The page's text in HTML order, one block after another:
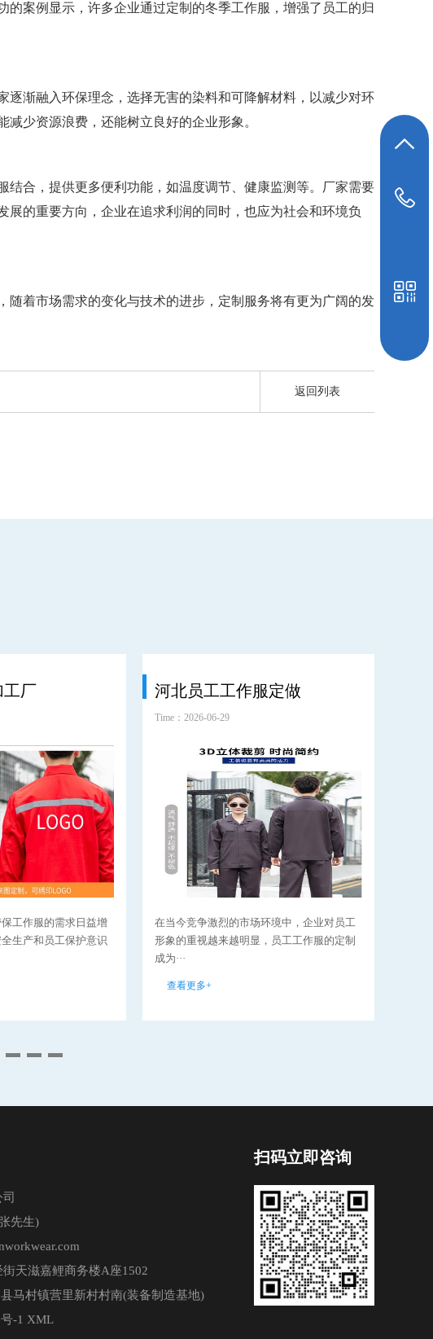
案例显示，许多企业通过定制的冬季工作服，增强了员工的归
渐融入环保理念，选择无害的染料和可降解材料，以减少对环
少资源浪费，还能树立良好的企业形象。
合，提供更多便利功能，如温度调节、健康监测等。厂家需要
的重要方向，企业在追求利润的同时，也应为社会和环境负
着市场需求的变化与技术的进步，定制服务将有更为广阔的发
返回列表
工厂
工作服的需求日益增
生产和员工保护意识
河北员工工作服定做
Time：2026-06-29
在当今竞争激烈的市场环境中，企业对员工
形象的重视越来越明显，员工工作服的定制
成为···
查看更多+
先生)
天滋嘉鲤商务楼A座1502
马村镇营里新村村南(装备制造基地)
-1 XML
扫码立即咨询
19948039647